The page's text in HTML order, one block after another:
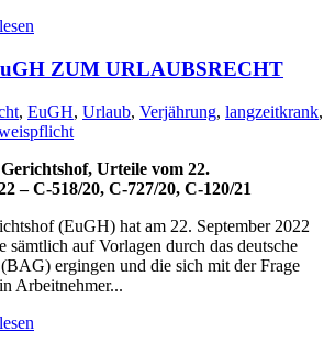
ZUM URLAUBSRECHT
, EuGH, Urlaub, Verjährung, langzeitkrank,
Urteile vom 22.
– C-518/20, C-727/20, C-120/21
(EuGH) hat am 22. September 2022
sämtlich auf Vorlagen durch das deutsche
ergingen und die sich mit der Frage
Arbeitnehmer...